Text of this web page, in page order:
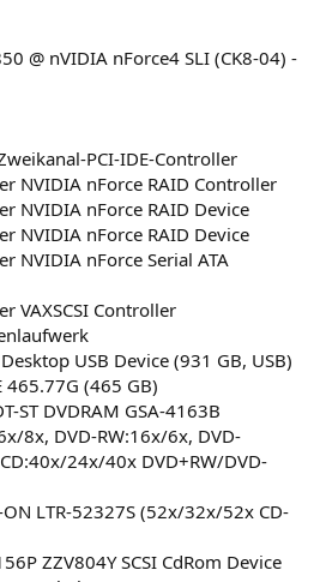
@ nVIDIA nForce4 SLI (CK8-04) -
PCI-IDE-Controller
NVIDIA nForce RAID Controller
NVIDIA nForce RAID Device
NVIDIA nForce RAID Device
NVIDIA nForce Serial ATA
VAXSCSI Controller
USB Device (931 GB, USB)
465.77G (465 GB)
ST DVDRAM GSA-4163B
8x, DVD-RW:16x/6x, DVD-
24x/40x DVD+RW/DVD-
LTR-52327S (52x/32x/52x CD-
ZZV804Y SCSI CdRom Device